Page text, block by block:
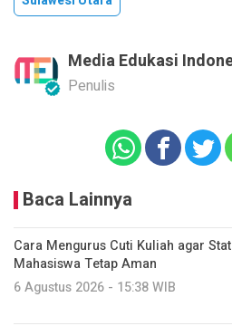
Media Edukasi
Penulis
Baca Lainnya
Cara Mengurus Cuti Kuliah agar
Mahasiswa Tetap Aman
6 Agustus 2026 - 15:38 WIB